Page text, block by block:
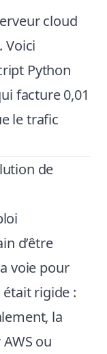
cloud
Voici
Python
facture 0,01
le trafic
de
d’être
voie pour
rigide :
la
ou